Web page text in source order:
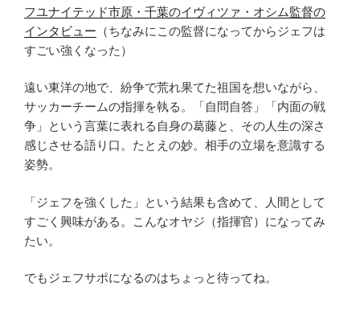
フユナイテッド市原・千葉のイヴィツァ・オシム監督の
インタビュー （ちなみにこの監督になってからジェフは
すごい強くなった）
遠い東洋の地で、紛争で荒れ果てた祖国を想いながら、
サッカーチームの指揮を執る。「自問自答」「内面の戦
争」という言葉に表れる自身の葛藤と、その人生の深さ
感じさせる語り口。たとえの妙。相手の立場を意識する
姿勢。
「ジェフを強くした」という結果も含めて、人間として
すごく興味がある。こんなオヤジ（指揮官）になってみ
たい。
でもジェフサポになるのはちょっと待ってね。